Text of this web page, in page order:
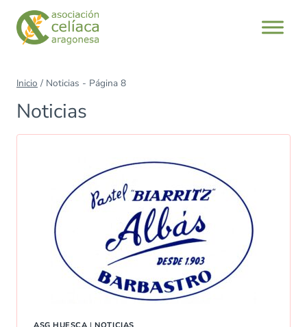
Saltar
contenido
Inicio / Noticias - Página 8
Noticias